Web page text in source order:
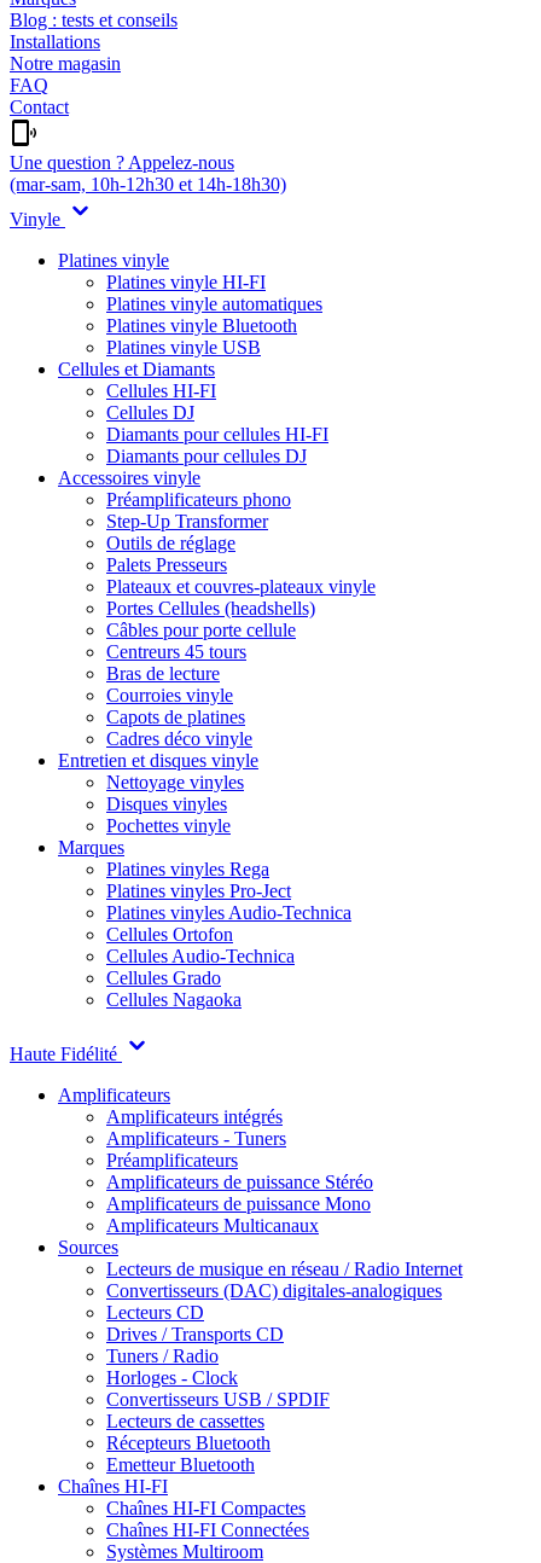
Blog : tests et conseils
Installations
Notre magasin
FAQ
Contact
Une question ? Appelez-nous
(mar-sam, 10h-12h30 et 14h-18h30)
Vinyle
Platines vinyle
Platines vinyle HI-FI
Platines vinyle automatiques
Platines vinyle Bluetooth
Platines vinyle USB
Cellules et Diamants
Cellules HI-FI
Cellules DJ
Diamants pour cellules HI-FI
Diamants pour cellules DJ
Accessoires vinyle
Préamplificateurs phono
Step-Up Transformer
Outils de réglage
Palets Presseurs
Plateaux et couvres-plateaux vinyle
Portes Cellules (headshells)
Câbles pour porte cellule
Centreurs 45 tours
Bras de lecture
Courroies vinyle
Capots de platines
Cadres déco vinyle
Entretien et disques vinyle
Nettoyage vinyles
Disques vinyles
Pochettes vinyle
Marques
Platines vinyles Rega
Platines vinyles Pro-Ject
Platines vinyles Audio-Technica
Cellules Ortofon
Cellules Audio-Technica
Cellules Grado
Cellules Nagaoka
Haute Fidélité
Amplificateurs
Amplificateurs intégrés
Amplificateurs - Tuners
Préamplificateurs
Amplificateurs de puissance Stéréo
Amplificateurs de puissance Mono
Amplificateurs Multicanaux
Sources
Lecteurs de musique en réseau / Radio Internet
Convertisseurs (DAC) digitales-analogiques
Lecteurs CD
Drives / Transports CD
Tuners / Radio
Horloges - Clock
Convertisseurs USB / SPDIF
Lecteurs de cassettes
Récepteurs Bluetooth
Emetteur Bluetooth
Chaînes HI-FI
Chaînes HI-FI Compactes
Chaînes HI-FI Connectées
Systèmes Multiroom